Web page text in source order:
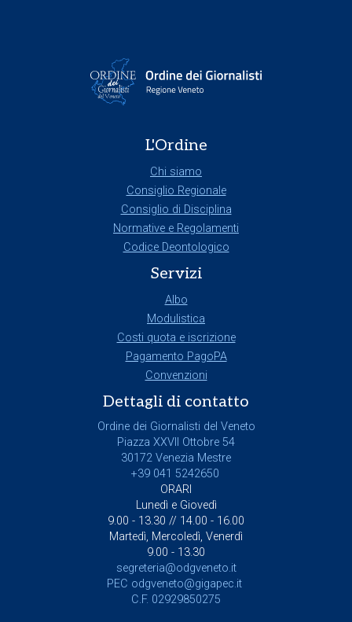
L'Ordine
Chi siamo
Consiglio Regionale
Consiglio di Disciplina
Normative e Regolamenti
Codice Deontologico
Servizi
Albo
Modulistica
Costi quota e iscrizione
Pagamento PagoPA
Convenzioni
Dettagli di contatto
Ordine dei Giornalisti del Veneto
Piazza XXVII Ottobre 54
30172 Venezia Mestre
+39 041 5242650
ORARI
Lunedì e Giovedì
9.00 - 13.30 // 14.00 - 16.00
Martedì, Mercoledì, Venerdì
9.00 - 13.30
segreteria@odgveneto.it
PEC odgveneto@gigapec.it
C.F. 02929850275